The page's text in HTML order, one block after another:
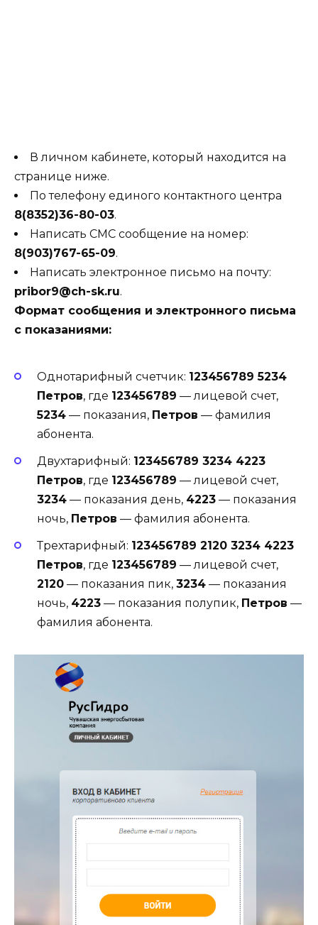
В личном кабинете, который находится на
странице ниже.
По телефону единого контактного центра
8(8352)36-80-03.
Написать СМС сообщение на номер:
8(903)767-65-09.
Написать электронное письмо на почту:
pribor9@ch-sk.ru.
Формат сообщения и электронного письма
с показаниями:
Однотарифный счетчик: 123456789 5234
Петров, где 123456789 — лицевой счет,
5234 — показания, Петров — фамилия
абонента.
Двухтарифный: 123456789 3234 4223
Петров, где 123456789 — лицевой счет,
3234 — показания день, 4223 — показания
ночь, Петров — фамилия абонента.
Трехтарифный: 123456789 2120 3234 4223
Петров, где 123456789 — лицевой счет,
2120 — показания пик, 3234 — показания
ночь, 4223 — показания полупик, Петров —
фамилия абонента.